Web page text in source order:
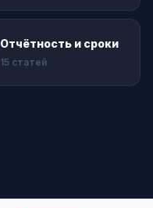
Отчётность и сроки
15 статей